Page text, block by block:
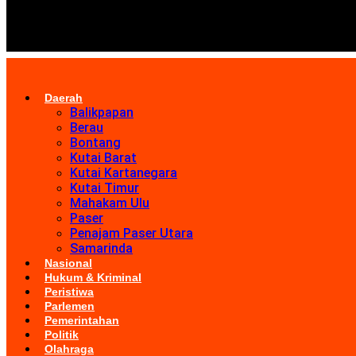
Daerah
Balikpapan
Berau
Bontang
Kutai Barat
Kutai Kartanegara
Kutai Timur
Mahakam Ulu
Paser
Penajam Paser Utara
Samarinda
Nasional
Hukum & Kriminal
Peristiwa
Parlemen
Pemerintahan
Politik
Olahraga